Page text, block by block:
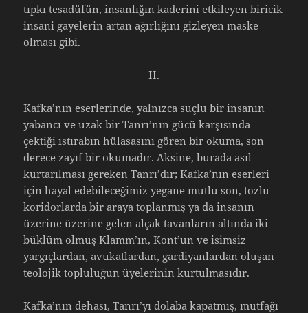
tıpkı tesadüfün, insanlığın kaderini etkileyen biricik
insani gayelerin artan ağırlığını gizleyen maske
olması gibi.
II.
Kafka’nın eserlerinde, yalnızca suçlu bir insanın
yabancı ve uzak bir Tanrı’nın gücü karşısında
çektiği ıstırabın hülasasını gören bir okuma, son
derece zayıf bir okumadır. Aksine, burada asıl
kurtarılması gereken Tanrı’dır; Kafka’nın eserleri
için hayal edebileceğimiz yegane mutlu son, tozlu
koridorlarda bir araya toplanmış ya da insanın
üzerine üzerine gelen alçak tavanların altında iki
büklüm olmuş Klamm’ın, Kont’un ve isimsiz
yargıçlardan, avukatlardan, gardiyanlardan oluşan
teolojik topluluğun üyelerinin kurtulmasıdır.
Kafka’nın dehası, Tanrı’yı dolaba kapatmış, mutfağı